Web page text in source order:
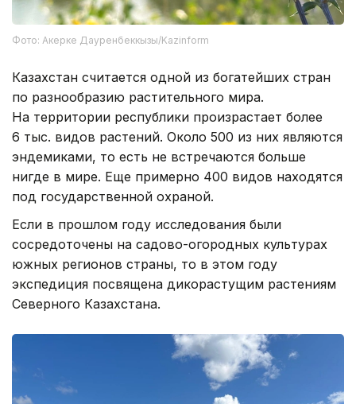
Фото: Акерке Дауренбеккызы/Kazinform
Казахстан считается одной из богатейших стран
по разнообразию растительного мира.
На территории республики произрастает более
6 тыс. видов растений. Около 500 из них являются
эндемиками, то есть не встречаются больше
нигде в мире. Еще примерно 400 видов находятся
под государственной охраной.
Если в прошлом году исследования были
сосредоточены на садово-огородных культурах
южных регионов страны, то в этом году
экспедиция посвящена дикорастущим растениям
Северного Казахстана.